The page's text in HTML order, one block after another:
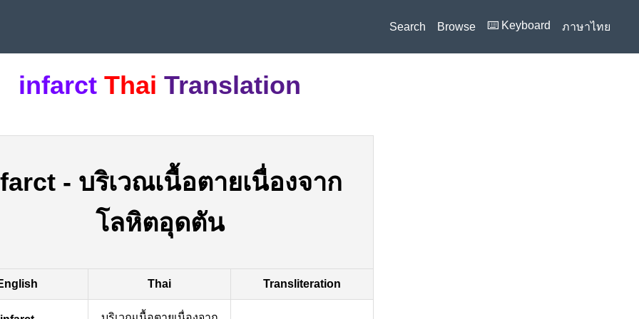
Search Browse ⌨️ Keyboard ภาษาไทย
infarct Thai Translation
- บริเวณเนื้อตายเนื่องจาก
โลหิตอุดตัน
Thai Transliteration